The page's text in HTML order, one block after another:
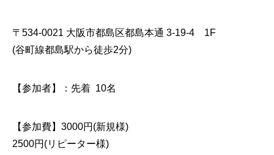
〒534-0021 大阪市都島区都島本通 3-19-4 1F
(谷町線都島駅から徒歩2分)
【参加者】：先着 10名
【参加費】3000円(新規様)
2500円(リピーター様)